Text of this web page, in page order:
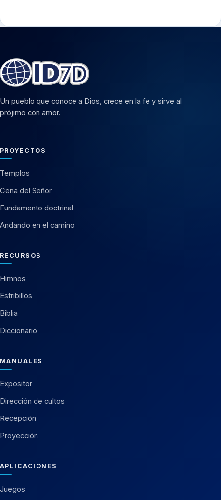
Un pueblo que conoce a Dios, crece en la fe y sirve al
prójimo con amor.
PROYECTOS
Templos
Cena del Señor
Fundamento doctrinal
Andando en el camino
RECURSOS
Himnos
Estribillos
Biblia
Diccionario
MANUALES
Expositor
Dirección de cultos
Recepción
Proyección
APLICACIONES
Juegos